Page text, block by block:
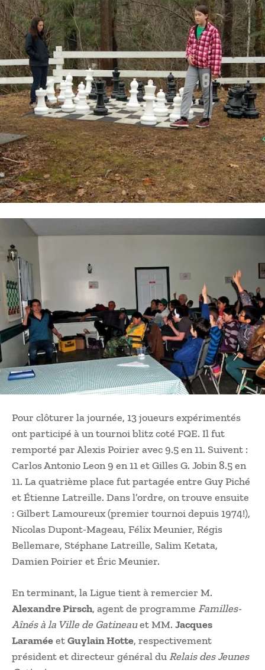
Pour clôturer la journée, 13 joueurs expérimentés
ont participé à un tournoi blitz coté FQE. Il fut
remporté par Alexis Poirier avec 9.5 en 11. Suivent :
Carlos Antonio Leon 9 en 11 et Gilles G. Jobin 8.5 en
11. La quatrième place fut partagée entre Guy Piché
et Étienne Latreille. Dans l’ordre, on trouve ensuite
: Gilbert Lamoureux (premier tournoi depuis 1974!),
Nicolas Dupont-Mageau, Félix Meunier, Régis
Bellemare, Stéphane Latreille, Salim Ketata,
Damien Poirier et Éric Meunier.
En terminant, la Ligue tient à remercier M.
Alexandre Pirsch, agent de programme Familles-
Aînés à la Ville de Gatineauet MM. Jacques
LaraméeetGuylain Hotte, respectivement
président et directeur général du Relais des Jeunes